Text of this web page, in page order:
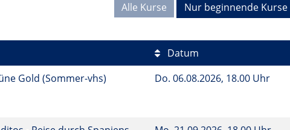
Alle Kurse Nur beginnende Kurse
Datum
Gold (Sommer-vhs)
Do. 06.08.2026, 18.00 Uhr